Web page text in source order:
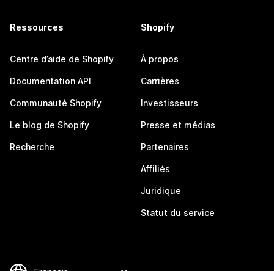
Ressources
Centre d’aide de Shopify
Documentation API
Communauté Shopify
Le blog de Shopify
Recherche
Shopify
À propos
Carrières
Investisseurs
Presse et médias
Partenaires
Affiliés
Juridique
Statut du service